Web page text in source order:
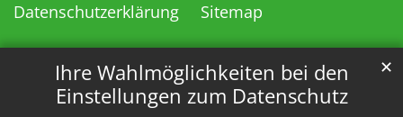
Ihre Wahlmöglichkeiten bei den
Einstellungen zum Datenschutz
✕
Datenschutzerklärung
Sitemap